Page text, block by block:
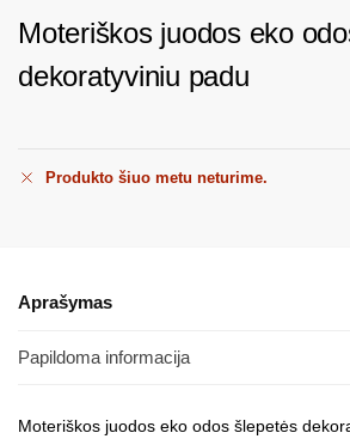
Moteriškos juodos eko
dekoratyviniu padu
Produkto šiuo metu neturime.
Aprašymas
Papildoma informacija
Moteriškos juodos eko odos šlepetės